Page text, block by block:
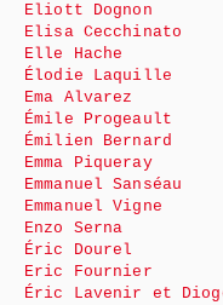
Eliott Dognon
Elisa Cecchinato
Elle Hache
Élodie Laquille
Ema Alvarez
Émile Progeault
Émilien Bernard
Emma Piqueray
Emmanuel Sanséau
Emmanuel Vigne
Enzo Serna
Éric Dourel
Eric Fournier
Éric Lavenir et